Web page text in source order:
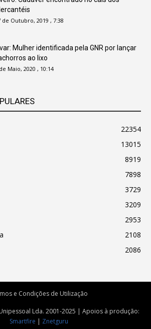
de Outubro, 2019 , 7:38
Mulher identificada pela GNR por lançar
ao lixo
Maio, 2020 , 10:14
22354
13015
8919
7898
3729
3209
2953
2108
2086
e Condições de Utilização
Lda. 2001-2025 | Apoios à produção:
Smartfire | Znetguru